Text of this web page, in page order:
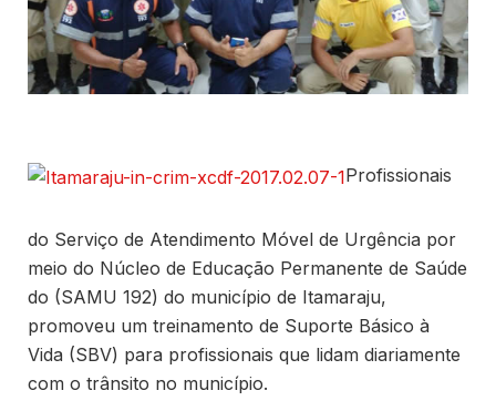
Profissionais
do Serviço de Atendimento Móvel de Urgência por
meio do Núcleo de Educação Permanente de Saúde
do (SAMU 192) do município de Itamaraju,
promoveu um treinamento de Suporte Básico à
Vida (SBV) para profissionais que lidam diariamente
com o trânsito no município.